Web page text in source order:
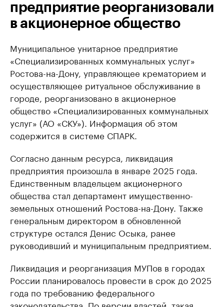
предприятие реорганизовали
в акционерное общество
Муниципальное унитарное предприятие
«Специализированных коммунальных услуг»
Ростова-на-Дону, управляющее крематорием и
осуществляющее ритуальное обслуживание в
городе, реорганизовано в акционерное
общество «Специализированных коммунальных
услуг» (АО «СКУ»). Информация об этом
содержится в системе СПАРК.
Согласно данным ресурса, ликвидация
предприятия произошла в январе 2025 года.
Единственным владельцем акционерного
общества стал департамент имущественно-
земельных отношений Ростова-на-Дону. Также
генеральным директором в обновленной
структуре остался Денис Осыка, ранее
руководивший и муниципальным предприятием.
Ликвидация и реорганизация МУПов в городах
России планировалось провести в срок до 2025
года по требованию федерального